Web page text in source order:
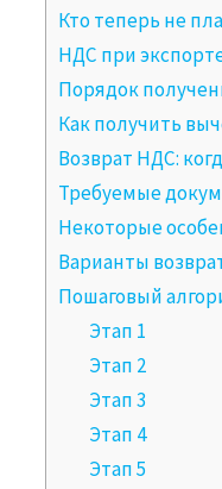
Кто теперь не
НДС при
Порядок
Как получить
Возврат НДС:
Требуемые
Некоторые
Варианты
Пошаговый
Этап 1
Этап 2
Этап 3
Этап 4
Этап 5